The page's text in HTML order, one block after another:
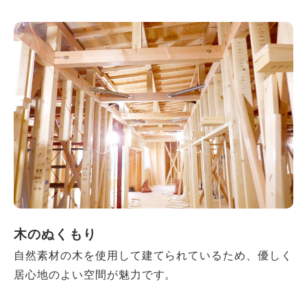
木のぬくもり
自然素材の木を使用して建てられているため、優しく
居心地のよい空間が魅力です。